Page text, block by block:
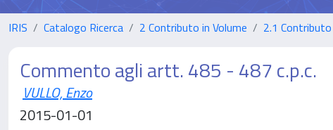
IRIS Catalogo Ricerca 2 Contributo in Volume 2.1
Commento agli artt. 485 - 487 c.p.c.
VULLO, Enzo
2015-01-01